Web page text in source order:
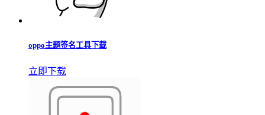
oppo主题签名工具下载
立即下载